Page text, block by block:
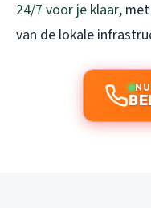
24/7 voor je klaar,
van de lokale